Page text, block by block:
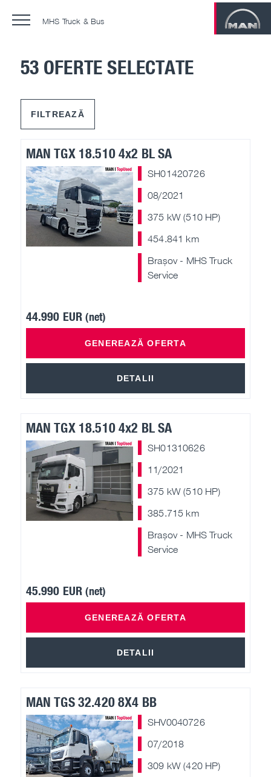
MHS Truck & Bus
53 OFERTE SELECTATE
FILTREAZĂ
MAN TGX 18.510 4x2 BL SA
SH01420726
08/2021
375 kW (510 HP)
454.841 km
Brașov - MHS Truck
Service
44.990 EUR(net)
GENEREAZĂ OFERTA
DETALII
MAN TGX 18.510 4x2 BL SA
SH01310626
11/2021
375 kW (510 HP)
385.715 km
Brașov - MHS Truck
Service
45.990 EUR(net)
GENEREAZĂ OFERTA
DETALII
MAN TGS 32.420 8X4 BB
SHV0040726
07/2018
309 kW (420 HP)
MAN ProfiDrive
Service 24
Reparații injectoare
Second and Third Life
Oferte speciale MHS Truck Service
Campanie vehicule MAN 6+
Campanie A.C.